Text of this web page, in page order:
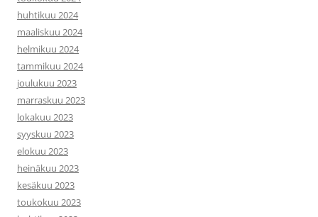
huhtikuu 2024
maaliskuu 2024
helmikuu 2024
tammikuu 2024
joulukuu 2023
marraskuu 2023
lokakuu 2023
syyskuu 2023
elokuu 2023
heinäkuu 2023
kesäkuu 2023
toukokuu 2023